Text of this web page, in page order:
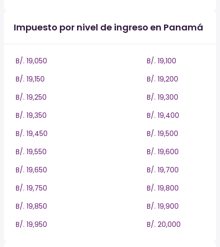
Impuesto por nivel de ingreso en Panamá
B/. 19,050
B/. 19,100
B/. 19,150
B/. 19,200
B/. 19,250
B/. 19,300
B/. 19,350
B/. 19,400
B/. 19,450
B/. 19,500
B/. 19,550
B/. 19,600
B/. 19,650
B/. 19,700
B/. 19,750
B/. 19,800
B/. 19,850
B/. 19,900
B/. 19,950
B/. 20,000